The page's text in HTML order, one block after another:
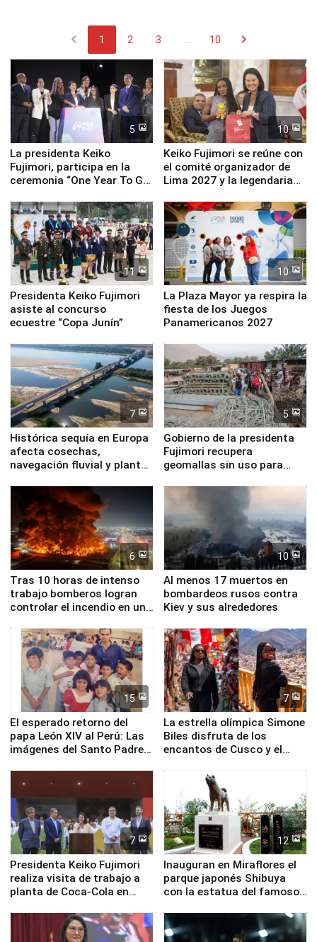
chevron_left 1 2 3 10 chevron_right
5
La presidenta Keiko
Fujimori, participa en la
ceremonia “One Year To Go
10
Keiko Fujimori se reúne con
el comité organizador de
Lima 2027 y la legendaria
11
Presidenta Keiko Fujimori
asiste al concurso
ecuestre “Copa Junín”
10
La Plaza Mayor ya respira la
fiesta de los Juegos
Panamericanos 2027
7
Histórica sequía en Europa
afecta cosechas,
navegación fluvial y plantas
5
Gobierno de la presidenta
Fujimori recupera
geomallas sin uso para
Fenómeno El Niño
6
Tras 10 horas de intenso
trabajo bomberos logran
controlar el incendio en una
de Chile
10
Al menos 17 muertos en
bombardeos rusos contra
Kiev y sus alrededores
15
El esperado retorno del
papa León XIV al Perú: Las
imágenes del Santo Padre
7
La estrella olímpica Simone
Biles disfruta de los
encantos de Cusco y el
7
Presidenta Keiko Fujimori
realiza visita de trabajo a
planta de Coca-Cola en
12
Inauguran en Miraflores el
parque japonés Shibuya
con la estatua del famoso